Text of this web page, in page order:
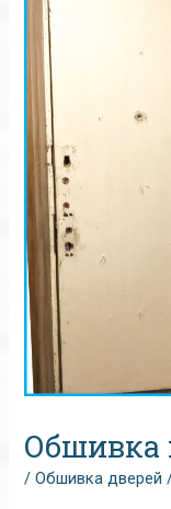
Обшивка
/Обшивка дверей